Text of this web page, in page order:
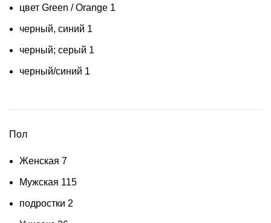
цвет Green / Orange 1
черный, синий 1
черный; серый 1
черный/синий 1
Пол
Женская 7
Мужская 115
подростки 2